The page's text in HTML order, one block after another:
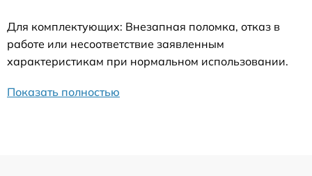
Для комплектующих: Внезапная поломка, отказ в
работе или несоответствие заявленным
характеристикам при нормальном использовании.
Показать полностью